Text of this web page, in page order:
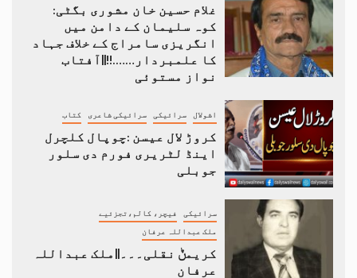
غلام حسین خان مشوری بگٹی:
کوہ سلیمان کے دامن میں
انگریزی سامراج کے خلاف جہاد
کا علمبردار…….!!||آفتاب
نواز مستوئی
اشولال سرائیکی سرائیکی شاعری کتاب
کروڑ لال عیسن :چوپال کلچرل
اینڈ لٹریری فورم دی سلور
جوبلی
سرائیکی فیچر، کالم،تجزئیے
ملک عبداللہ عرفان
کریمݨ نقلی۔۔۔||ملک عبداللہ
عرفان